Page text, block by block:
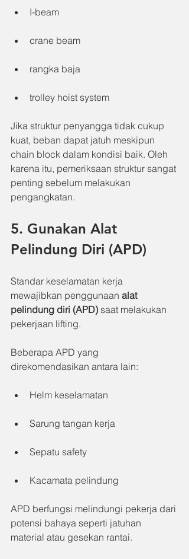
I-beam
crane beam
rangka baja
trolley hoist system
Jika struktur penyangga tidak cukup
kuat, beban dapat jatuh meskipun
chain block dalam kondisi baik. Oleh
karena itu, pemeriksaan struktur sangat
penting sebelum melakukan
pengangkatan.
5. Gunakan Alat
Pelindung Diri (APD)
Standar keselamatan kerja
mewajibkan penggunaan alat
pelindung diri (APD) saat melakukan
pekerjaan lifting.
Beberapa APD yang
direkomendasikan antara lain:
Helm keselamatan
Sarung tangan kerja
Sepatu safety
Kacamata pelindung
APD berfungsi melindungi pekerja dari
potensi bahaya seperti jatuhan
material atau gesekan rantai.